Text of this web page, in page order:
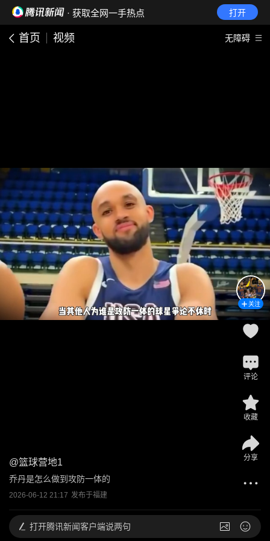
· 获取全网一手热点 打开
首页 视频 无障碍
@篮球营地1
乔丹是怎么做到攻防一体的
2026-06-12 21:17 发布于福建
关注
评论
收藏
分享
打开腾讯新闻客户端说两句